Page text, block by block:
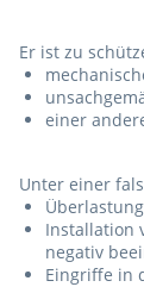
Er ist zu
einer
Unter einer
Installation
negativ
Eingriffe in